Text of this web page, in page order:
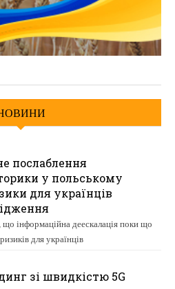
послаблення
у польському
для українців
інформаційна деескалація поки що
для українців
зі швидкістю 5G